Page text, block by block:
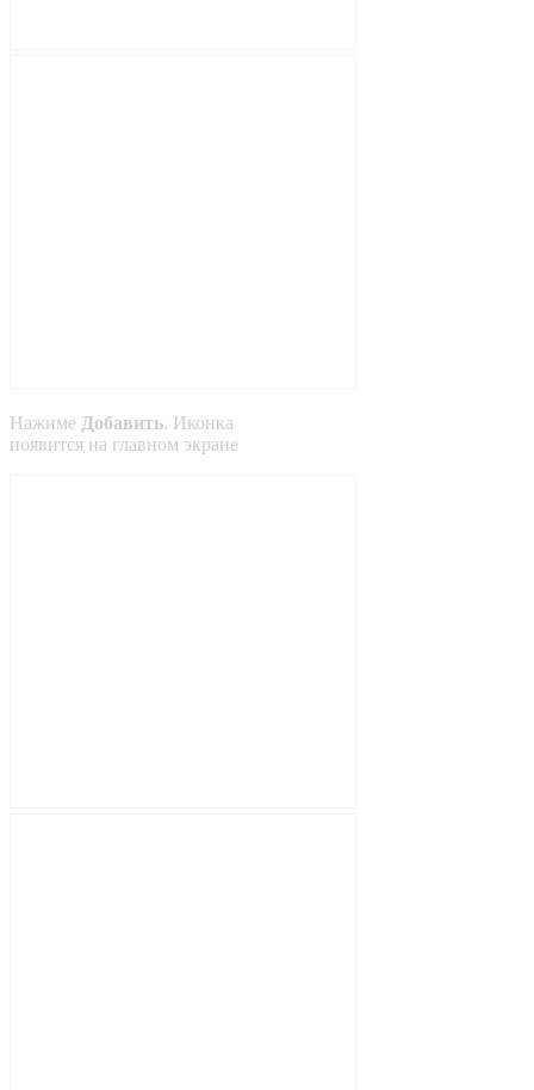
Нажиме Добавить. Иконка
появится на главном экране